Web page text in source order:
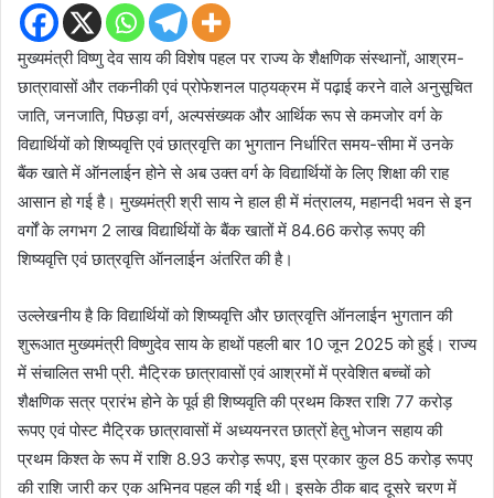
मुख्यमंत्री विष्णु देव साय की विशेष पहल पर राज्य के शैक्षणिक संस्थानों, आश्रम-
छात्रावासों और तकनीकी एवं प्रोफेशनल पाठ्यक्रम में पढ़ाई करने वाले अनुसूचित
जाति, जनजाति, पिछड़ा वर्ग, अल्पसंख्यक और आर्थिक रूप से कमजोर वर्ग के
विद्यार्थियों को शिष्यवृत्ति एवं छात्रवृत्ति का भुगतान निर्धारित समय-सीमा में उनके
बैंक खाते में ऑनलाईन होने से अब उक्त वर्ग के विद्यार्थियों के लिए शिक्षा की राह
आसान हो गई है। मुख्यमंत्री श्री साय ने हाल ही में मंत्रालय, महानदी भवन से इन
वर्गों के लगभग 2 लाख विद्यार्थियों के बैंक खातों में 84.66 करोड़ रूपए की
शिष्यवृत्ति एवं छात्रवृत्ति ऑनलाईन अंतरित की है।
उल्लेखनीय है कि विद्यार्थियों को शिष्यवृत्ति और छात्रवृत्ति ऑनलाईन भुगतान की
शुरूआत मुख्यमंत्री विष्णुदेव साय के हाथों पहली बार 10 जून 2025 को हुई। राज्य
में संचालित सभी प्री. मैट्रिक छात्रावासों एवं आश्रमों में प्रवेशित बच्चों को
शैक्षणिक सत्र प्रारंभ होने के पूर्व ही शिष्यवृति की प्रथम किश्त राशि 77 करोड़
रूपए एवं पोस्ट मैट्रिक छात्रावासों में अध्ययनरत छात्रों हेतु भोजन सहाय की
प्रथम किश्त के रूप में राशि 8.93 करोड़ रूपए, इस प्रकार कुल 85 करोड़ रूपए
की राशि जारी कर एक अभिनव पहल की गई थी। इसके ठीक बाद दूसरे चरण में